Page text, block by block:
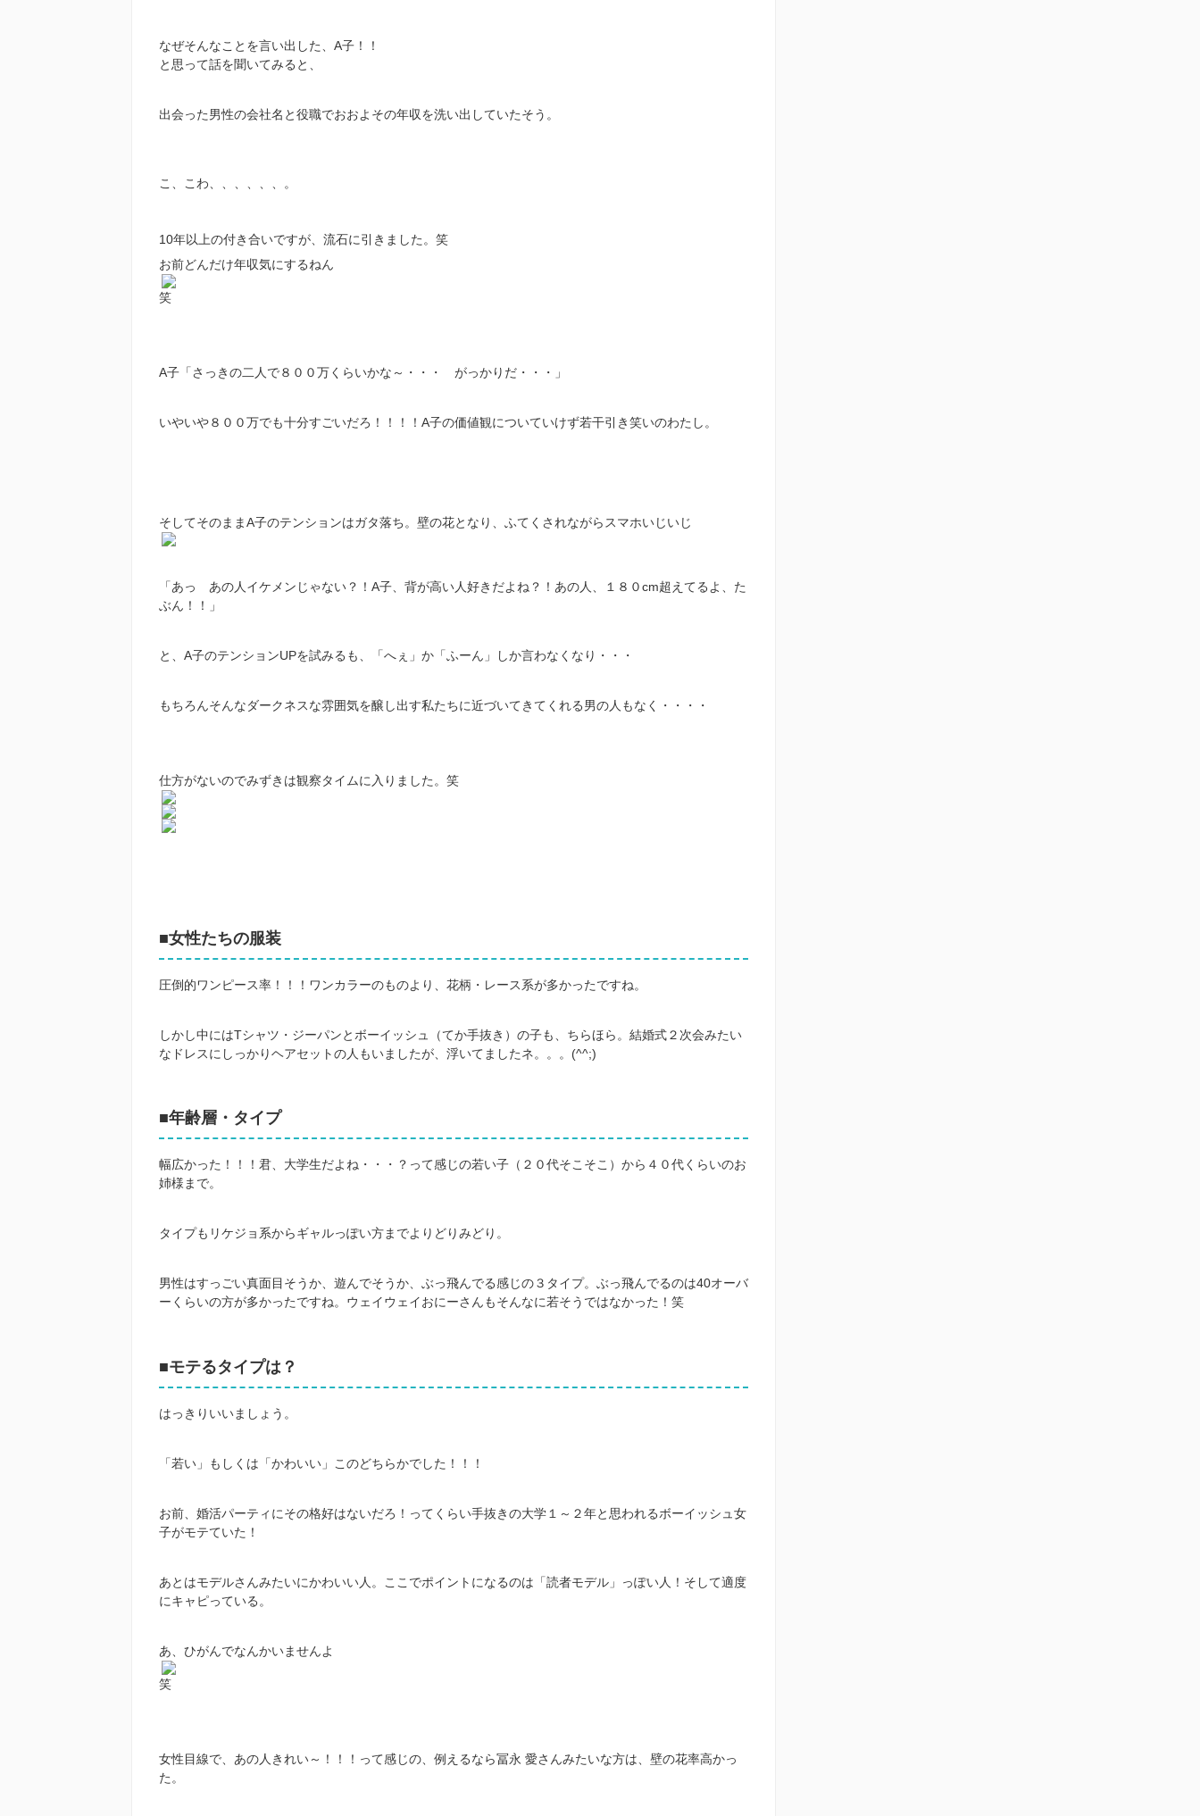
なぜそんなことを言い出した、A子！！
と思って話を聞いてみると、
出会った男性の会社名と役職でおおよその年収を洗い出していたそう。
こ、こわ、、、、、、。
10年以上の付き合いですが、流石に引きました。笑
お前どんだけ年収気にするねん
笑
A子「さっきの二人で８００万くらいかな～・・・ がっかりだ・・・」
いやいや８００万でも十分すごいだろ！！！！A子の価値観についていけず若干引き笑いのわたし。
そしてそのままA子のテンションはガタ落ち。壁の花となり、ふてくされながらスマホいじいじ
「あっ あの人イケメンじゃない？！A子、背が高い人好きだよね？！あの人、１８０cm超えてるよ、た
ぶん！！」
と、A子のテンションUPを試みるも、「へぇ」か「ふーん」しか言わなくなり・・・
もちろんそんなダークネスな雰囲気を醸し出す私たちに近づいてきてくれる男の人もなく・・・・
仕方がないのでみずきは観察タイムに入りました。笑
■女性たちの服装
圧倒的ワンピース率！！！ワンカラーのものより、花柄・レース系が多かったですね。
しかし中にはTシャツ・ジーパンとボーイッシュ（てか手抜き）の子も、ちらほら。結婚式２次会みたい
なドレスにしっかりヘアセットの人もいましたが、浮いてましたネ。。。(^^;)
■年齢層・タイプ
幅広かった！！！君、大学生だよね・・・？って感じの若い子（２０代そこそこ）から４０代くらいのお
姉様まで。
タイプもリケジョ系からギャルっぽい方までよりどりみどり。
男性はすっごい真面目そうか、遊んでそうか、ぶっ飛んでる感じの３タイプ。ぶっ飛んでるのは40オーバ
ーくらいの方が多かったですね。ウェイウェイおにーさんもそんなに若そうではなかった！笑
■モテるタイプは？
はっきりいいましょう。
「若い」もしくは「かわいい」このどちらかでした！！！
お前、婚活パーティにその格好はないだろ！ってくらい手抜きの大学１～２年と思われるボーイッシュ女
子がモテていた！
あとはモデルさんみたいにかわいい人。ここでポイントになるのは「読者モデル」っぽい人！そして適度
にキャピっている。
あ、ひがんでなんかいませんよ
笑
女性目線で、あの人きれい～！！！って感じの、例えるなら冨永 愛さんみたいな方は、壁の花率高かっ
た。